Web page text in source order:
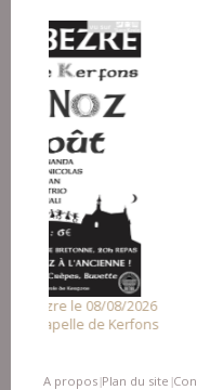
Fest-deiz ha
A propos |Plan du site |